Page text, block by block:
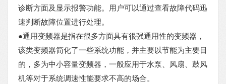
诊断方面及显示报警功能。用户可以通过查看故障代码迅
速判断故障位置进行处理。
●通用变频器是指在很多方面具有很强通用性的变频器，
该类变频器简化了一些系统功能，并主要以节能为主要目
的，多为中小容量变频器，一般应用于水泵、风扇、鼓风
机等对于系统调速性能要求不高的场合。